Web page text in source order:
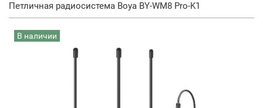
Петличная радиосистема Boya BY-WM8 Pro-K1
В наличии